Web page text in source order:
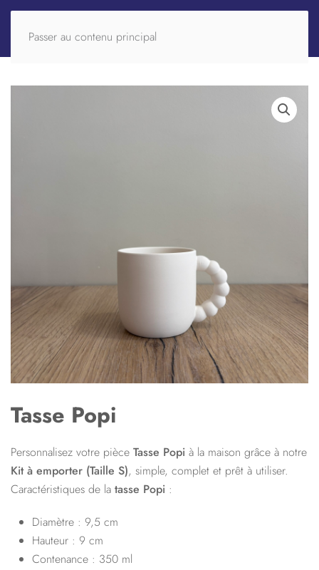
Passer au contenu principal
Tasse Popi
Personnalisez votre pièce Tasse Popi à la maison grâce à notre
Kit à emporter (Taille S), simple, complet et prêt à utiliser.
Caractéristiques de la tasse Popi :
Diamètre : 9,5 cm
Hauteur : 9 cm
Contenance : 350 ml